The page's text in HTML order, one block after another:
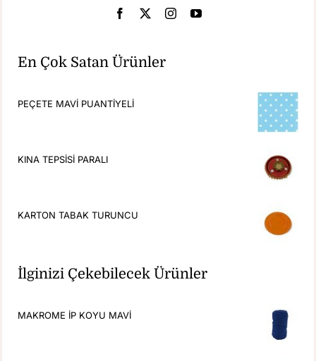
En Çok Satan Ürünler
PEÇETE MAVİ PUANTİYELİ
KINA TEPSİSİ PARALI
KARTON TABAK TURUNCU
İlginizi Çekebilecek Ürünler
MAKROME İP KOYU MAVİ